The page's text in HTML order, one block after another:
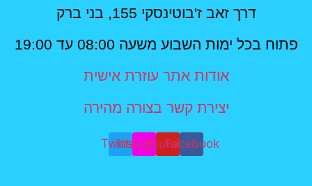
דרך זאב ז'בוטינסקי 155, בני ברק
פתוח בכל ימות השבוע משעה 08:00 עד 19:00
אודות אתר עוזרת אישית
יצירת קשר בצורה מהירה
Facebook
Youtube
Instagram
Twitter